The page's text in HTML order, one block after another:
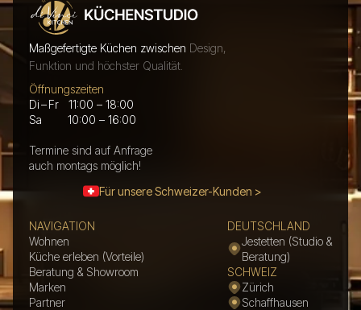
Maßgefertigte Küchen zwischen Design,
Funktion und höchster Qualität.
Öffnungszeiten
Di – Fr 11:00 – 18:00
Sa 10:00 – 16:00
Termine sind auf Anfrage
auch montags möglich!
Für unsere Schweizer-Kunden >
NAVIGATION
Wohnen
Küche erleben (Vorteile)
Beratung & Showroom
Marken
Partner
DEUTSCHLAND
Jestetten (Studio &
Beratung)
SCHWEIZ
Zürich
Schaffhausen